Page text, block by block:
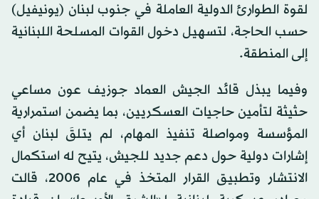
لقوة الطوارئ الدولية العاملة في جنوب لبنان (يونيفيل)
حسب الحاجة، لتسهيل دخول القوات المسلحة اللبنانية
إلى المنطقة.
وفيما يبذل قائد الجيش العماد جوزيف عون مساعي
حثيثة لتأمين حاجيات العسكريين، بما يضمن استمرارية
المؤسسة ومواصلة تنفيذ المهام، لم يتلقَ لبنان أي
إشارات دولية حول دعم جديد للجيش، يتيح له استكمال
الانتشار وتطبيق القرار المتخذ في عام 2006، قالت